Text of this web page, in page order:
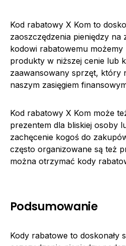
Kod rabatowy X Kom to
zaoszczędzenia pieniędzy na
kodowi rabatowemu
produkty w niższej cenie lub
zaawansowany sprzęt, który
naszym zasięgiem
Kod rabatowy X Kom może
prezentem dla bliskiej osoby
zachęcenie kogoś do
często organizowane są też
można otrzymać kody
Podsumowanie
Kody rabatowe to doskonały